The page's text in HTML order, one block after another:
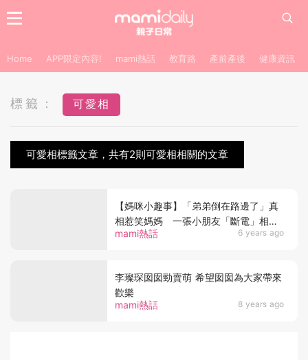
Home APP限定內容! mami熱話 教育路 產前產後 健康資訊
標籤： 可愛相
可愛相標籤文章，共有2則可愛相相關的文章
mami熱話 6 years ago
【媽咪小趣事】「弟弟倒在路邊了」真
相惹笑媽媽 一張小朋友「斷電」相引
起家長另類共鳴
mami熱話 8 years ago
李璨琛囡囡勁賣萌 希望囡囡為大家帶來
歡樂